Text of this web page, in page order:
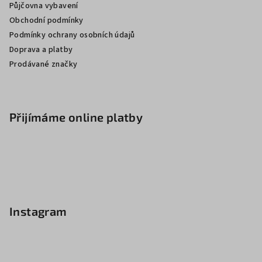
Půjčovna vybavení
Obchodní podmínky
Podmínky ochrany osobních údajů
Doprava a platby
Prodávané značky
Přijímáme online platby
Instagram